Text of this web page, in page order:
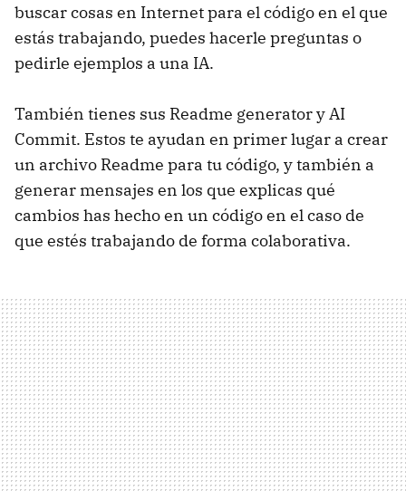
buscar cosas en Internet para el código en el que
estás trabajando, puedes hacerle preguntas o
pedirle ejemplos a una IA.
También tienes sus Readme generator y AI
Commit. Estos te ayudan en primer lugar a crear
un archivo Readme para tu código, y también a
generar mensajes en los que explicas qué
cambios has hecho en un código en el caso de
que estés trabajando de forma colaborativa.